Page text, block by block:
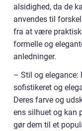
alsidighed, da de
anvendes til
fra at være
formelle og
anledninger.
– Stil og elegance:
sofistikeret og
Deres farve og
ens silhuet og kan
gør dem til et